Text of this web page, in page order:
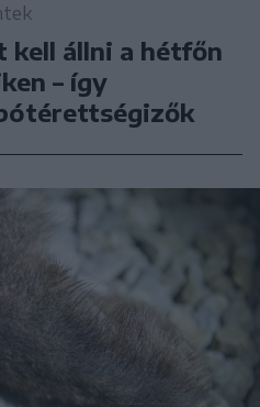
kell állni a hétfőn
– így